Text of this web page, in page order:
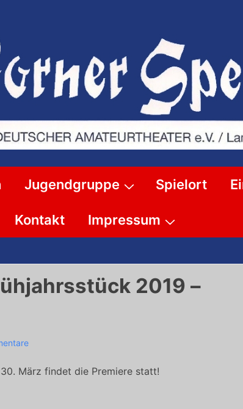
Jugendgruppe Spielort
Kontakt Impressum
2019 –
März findet die Premiere statt!